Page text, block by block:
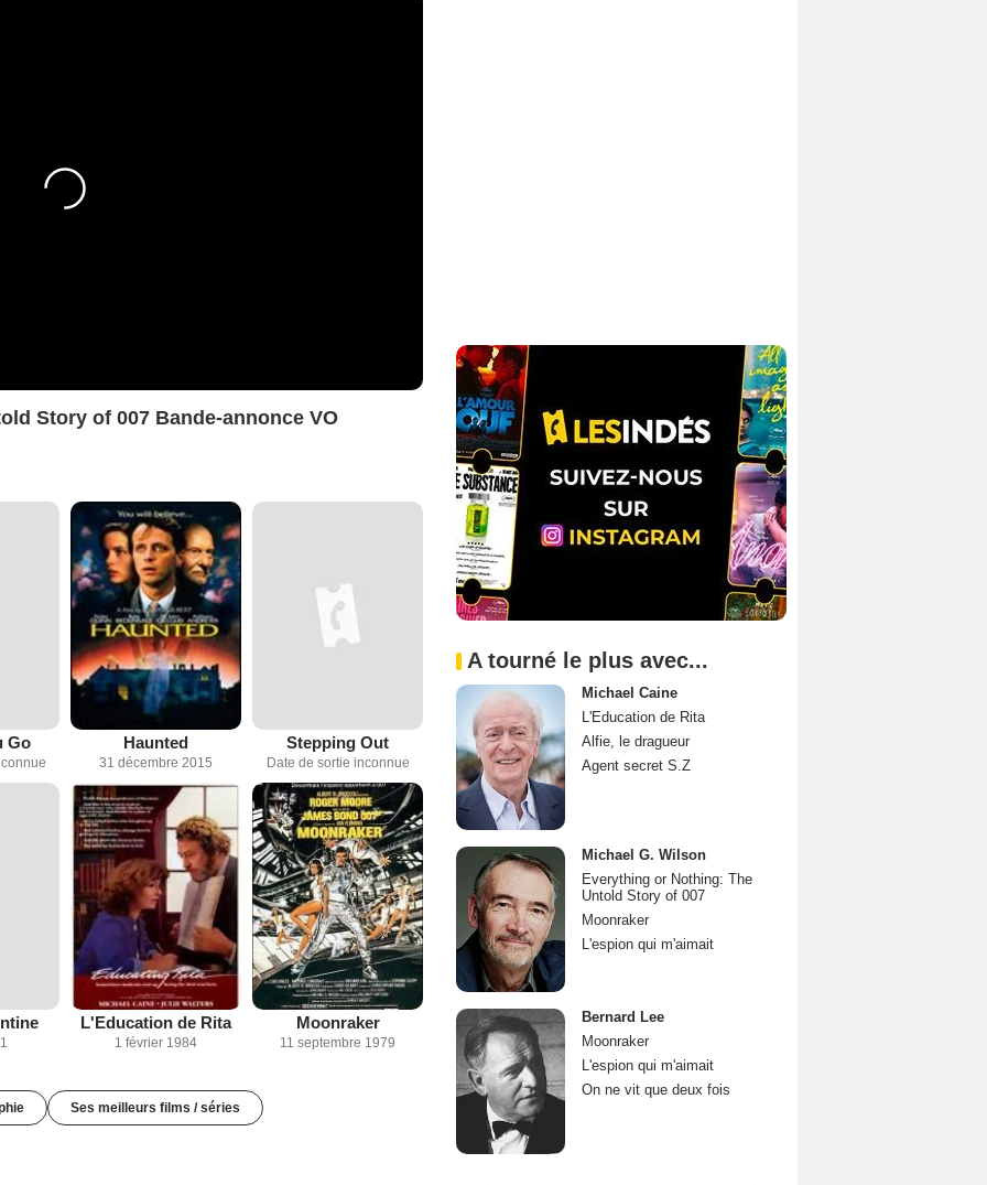
Story of 007 Bande-annonce VO
Go Haunted
31 décembre 2015
Stepping Out
Date de sortie inconnue
L'Education de Rita
1 février 1984
Moonraker
11 septembre 1979
Ses meilleurs films / séries
A tourné le plus avec...
Michael Caine
L'Education de Rita
Alfie, le dragueur
Agent secret S.Z
Michael G. Wilson
Everything or Nothing: The
Untold Story of 007
Moonraker
L'espion qui m'aimait
Bernard Lee
Moonraker
L'espion qui m'aimait
On ne vit que deux fois